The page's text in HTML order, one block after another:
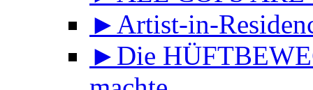
►Artist-in-
►Die